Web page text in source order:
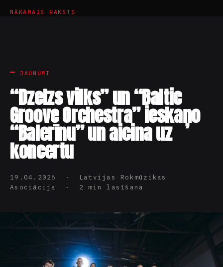
NĀKAMAIS RAKSTS
JAUNUMI
“Dzelzs vilks” un “Baltic
Groove Orchestra” ieskaņo
“Balerīnu” un aicina uz
koncertu
19.04.2026 · Latvijas Rokmūzikas
Asociācija · 2 min lasīšana